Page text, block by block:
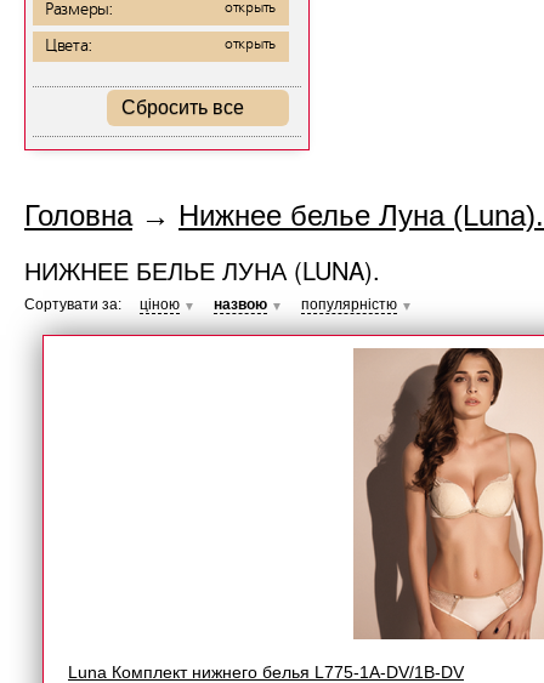
Размеры: открыть
Цвета: открыть
Сбросить все
Головна→ Нижнее белье Луна (Luna).
НИЖНЕЕ БЕЛЬЕ ЛУНА (LUNA).
Сортувати за: ціною ▼ назвою ▼ популярністю ▼
Luna Комплект нижнего белья L775-1A-DV/1B-DV